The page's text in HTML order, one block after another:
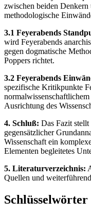
zwischen beiden Denkern
methodologische
3.1 Feyerabends
wird Feyerabends
gegen dogmatische
Poppers richtet.
3.2 Feyerabends
spezifische Kritikpunkte
Ausrichtung des
4. Schluß: Das Fazit stellt
gegensätzlicher
Wissenschaft ein
Elementen begleitetes
5. Literaturverzeichnis:
Quellen und
Schlüsselwörter